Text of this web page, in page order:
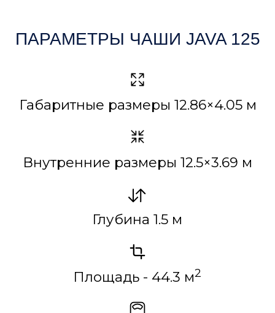
3 099 000₽
ЗАКАЗАТЬ
УНИКАЛЬНОСТЬ JAVA 125
атлант с римской лестницей.
Просторный и роскошный бассейн
премиум класса отличается смелым
четкие прямые углы и мощные